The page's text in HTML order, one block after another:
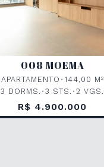
008 MOEMA
APARTAMENTO • 144,00 M²
3 DORMS. • 3 STS. • 2 VGS.
R$ 4.900.000